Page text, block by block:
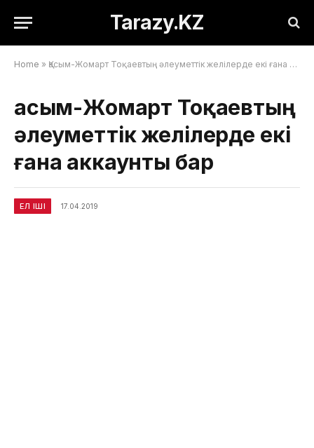
Tarazy.KZ
Home » Қасым-Жомарт Тоқаевтың әлеуметтік желілерде екі ғана аккаунты бар
Қасым-Жомарт Тоқаевтың
әлеуметтік желілерде екі
ғана аккаунты бар
ЕЛ ІШІ 17.04.2019